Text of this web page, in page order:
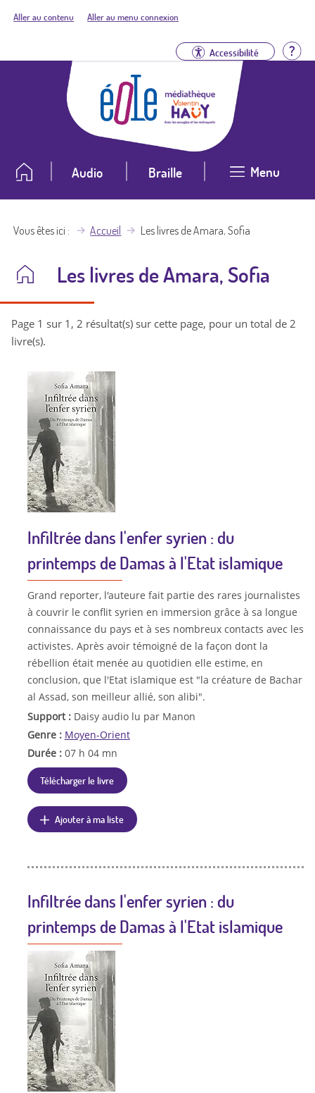
Aller au contenu Aller au menu connexion
Accessibilité
Audio Braille Menu
Vous êtes ici Accueil Les livres de Amara, Sofia
Les livres de Amara, Sofia
Page 1 sur 1, 2 résultat(s) sur cette page, pour un total de 2
livre(s).
Infiltrée dans l'enfer syrien : du
printemps de Damas à l'Etat islamique
Grand reporter, l'auteure fait partie des rares journalistes
à couvrir le conflit syrien en immersion grâce à sa longue
connaissance du pays et à ses nombreux contacts avec les
activistes. Après avoir témoigné de la façon dont la
rébellion était menée au quotidien elle estime, en
conclusion, que l'Etat islamique est "la créature de Bachar
al Assad, son meilleur allié, son alibi".
Support : Daisy audio lu par Manon
Genre : Moyen-Orient
Durée : 07 h 04 mn
Télécharger le livre
Ajouter à ma liste
Infiltrée dans l'enfer syrien : du
printemps de Damas à l'Etat islamique